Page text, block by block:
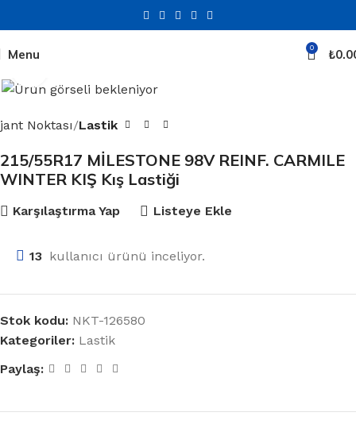
Menu 0 ₺
jant Noktası Lastik
215/55R17 MİLESTONE 98V REINF. CARMILE
WINTER KIŞ Kış Lastiği
Karşılaştırma Yap Listeye Ekle
13 kullanıcı ürünü inceliyor.
Stok kodu: NKT-126580
Kategoriler: Lastik
Paylaş: